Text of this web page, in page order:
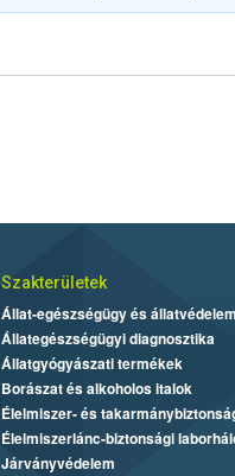
Szakterületek
Állat-egészségügy és állatvédelem
Állategészségügyi diagnosztika
Állatgyógyászati termékek
Borászat és alkoholos italok
Élelmiszer- és
Élelmiszerlánc-biztonsági
Járványvédelem